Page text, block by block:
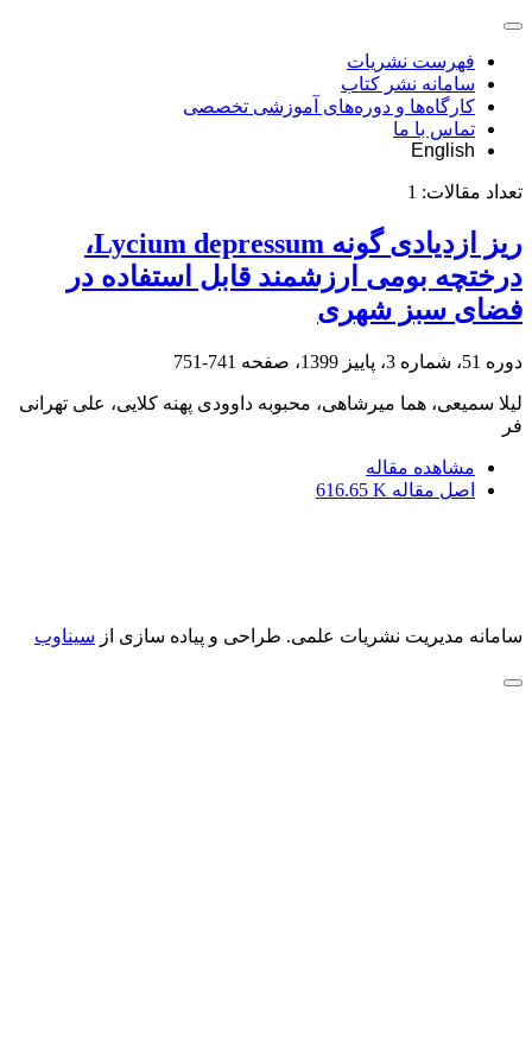
فهرست نشریات
سامانه نشر کتاب
کارگاه‌ها و دوره‌های آموزشی تخصصی
تماس با ما
English
تعداد مقالات: 1
ریز ازدیادی گونه ‏Lycium depressum،
درختچه بومی ارزشمند قابل استفاده در
فضای سبز شهری
دوره 51، شماره 3، پاییز 1399، صفحه 741-751
لیلا سمیعی، هما میرشاهی، محبوبه داوودی پهنه کلایی، علی تهرانی
فر
مشاهده مقاله
اصل مقاله 616.65 K
سامانه مدیریت نشریات علمی. طراحی و پیاده سازی از سیناوب